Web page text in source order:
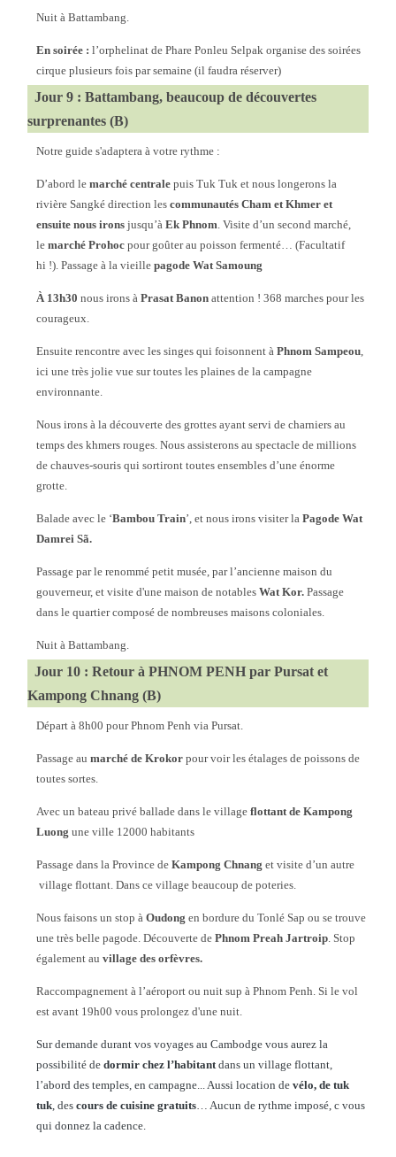
Nuit à Battambang.
En soirée : l’orphelinat de Phare Ponleu Selpak organise des soirées
cirque plusieurs fois par semaine (il faudra réserver)
Jour 9 : Battambang, beaucoup de découvertes
surprenantes (B)
Notre guide s'adaptera à votre rythme :
D’abord lemarché centrale puis Tuk Tuk et nous longerons la
rivière Sangké direction lescommunautés Cham et Khmer et
ensuite nous ironsjusqu’àEk Phnom. Visite d’un second marché,
lemarché Prohoc pour goûter au poisson fermenté… (Facultatif
hi !). Passage à la vieillepagode Wat Samoung
À 13h30 nous irons àPrasat Banon attention ! 368 marches pour les
courageux.
Ensuite rencontre avec les singes qui foisonnent àPhnom Sampeou,
ici une très jolie vue sur toutes les plaines de la campagne
environnante.
Nous irons à la découverte des grottes ayant servi de charniers au
temps des khmers rouges. Nous assisterons au spectacle de millions
de chauves-souris qui sortiront toutes ensembles d’une énorme
grotte.
Balade avec le ‘Bambou Train’, et nous irons visiter laPagode Wat
Damrei Sã.
Passage par le renommé petit musée, par l’ancienne maison du
gouverneur, et visite d'une maison de notablesWat Kor. Passage
dans le quartier composé de nombreuses maisons coloniales.
Nuit à Battambang.
Jour 10 : Retour à PHNOM PENH par Pursat et
Kampong Chnang (B)
Départ à 8h00 pour Phnom Penh via Pursat.
Passage aumarché de Krokor pour voir les étalages de poissons de
toutes sortes.
Avec un bateau privé ballade dans le villageflottant de Kampong
Luong une ville 12000 habitants
Passage dans la Province deKampong Chnang et visite d’un autre
village flottant. Dans ce village beaucoup de poteries.
Nous faisons un stop àOudong en bordure du Tonlé Sap ou se trouve
une très belle pagode. Découverte dePhnom Preah Jartroip. Stop
également auvillage des orfèvres.
Raccompagnement à l’aéroport ou nuit sup à Phnom Penh. Si le vol
est avant 19h00 vous prolongez d'une nuit.
Sur demande durant vos voyages au Cambodge vous aurez la
possibilité dedormir chez l’habitantdans un village flottant,
l’abord des temples, en campagne... Aussi location devélo, de tuk
tuk, descours de cuisine gratuits… Aucun de rythme imposé, c vous
qui donnez la cadence.